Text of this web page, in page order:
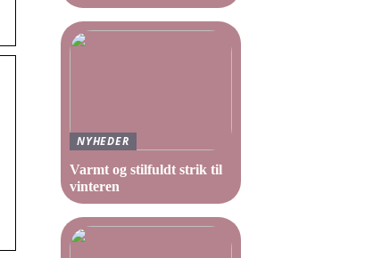
NYHEDER
Varmt og stilfuldt strik til
vinteren